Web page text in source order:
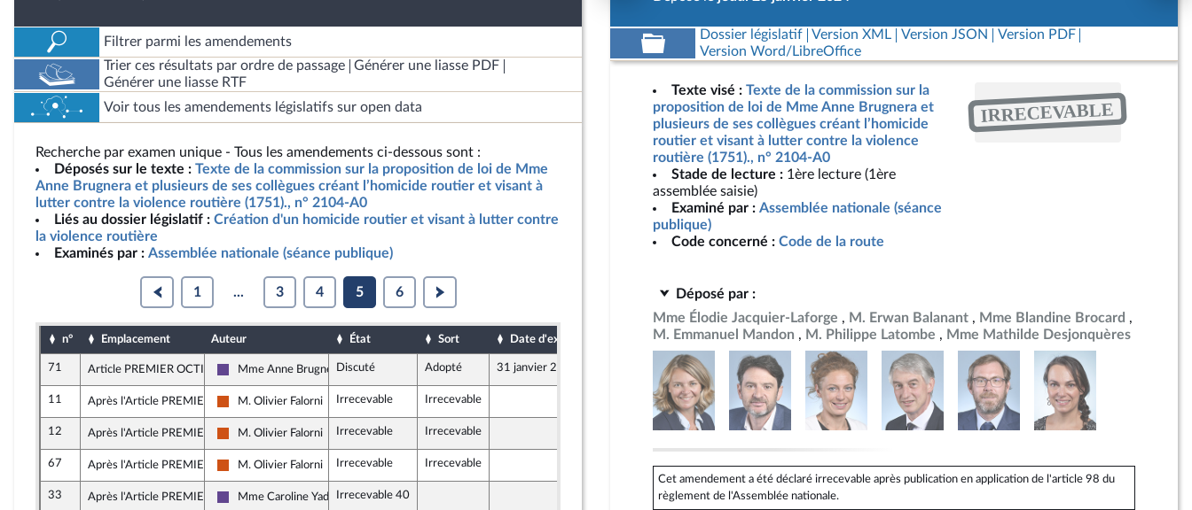
Filtrer parmi les amendements
Trier ces résultats par ordre de passage
Générer une liasse PDF
Générer une liasse RTF
Voir tous les amendements législatifs sur open data
Recherche par examen unique - Tous les amendements ci-dessous sont :
Déposés sur le texte : Texte de la commission sur la proposition de loi de Mme
Anne Brugnera et plusieurs de ses collègues créant l’homicide routier et visant à
lutter contre la violence routière (1751)., n° 2104-A0
Liés au dossier législatif : Création d'un homicide routier et visant à lutter contre
la violence routière
Examinés par : Assemblée nationale (séance publique)
1 ... 3 4 5 6
n° Emplacement Auteur État Sort Date d'examen Date de dépôt
71 Article PREMIER OCTIES, alinéa 2
Renaissance
Mme Anne BrugneraDiscuté Adopté 31 janvier 2024 25 janvier 2024
11 Après l'Article PREMIER OCTIES
Démocrate (MoDem et Indépendants)
M. Olivier Falorni Irrecevable Irrecevable 25 janvier 2024
12 Après l'Article PREMIER OCTIES
Démocrate (MoDem et Indépendants)
M. Olivier Falorni Irrecevable Irrecevable 25 janvier 2024
67 Après l'Article PREMIER OCTIES
Démocrate (MoDem et Indépendants)
M. Olivier Falorni Irrecevable Irrecevable
33 Après l'Article PREMIER OCTIES
Renaissance
Mme Caroline YadanIrrecevable 40 25 janvier 2024
Dossier législatif Version XML Version JSON
Version PDF
Version Word/LibreOffice
Texte visé : Texte de la commission sur la
proposition de loi de Mme Anne Brugnera et
plusieurs de ses collègues créant l’homicide
routier et visant à lutter contre la violence
routière (1751)., n° 2104-A0
Stade de lecture : 1ère lecture (1ère
assemblée saisie)
Examiné par : Assemblée nationale (séance
publique)
Code concerné : Code de la route
IRRECEVABLE
Déposé par :
Mme Élodie Jacquier-Laforge
M. Erwan Balanant
Mme Blandine Brocard
M. Emmanuel Mandon
M. Philippe Latombe Mme Mathilde Desjonquères
Cet amendement a été déclaré irrecevable après publication en application de l'article 98 du
règlement de l'Assemblée nationale.